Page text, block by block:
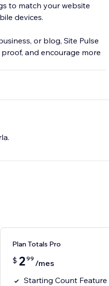
to match your website
devices.
or blog, Site Pulse
and encourage more
Plan Totals Pro
$ 299 /mes
Starting Count Feature